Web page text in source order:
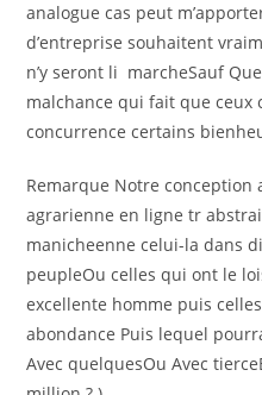
analogue cas peut
d’entreprise souhaitent
n’y seront li marcheSauf
malchance qui fait que ceux
concurrence certains
Remarque Notre
agrarienne en ligne tr
manicheenne celui-la dans
peupleOu celles qui ont le
excellente homme puis
abondance Puis lequel
Avec quelquesOu Avec